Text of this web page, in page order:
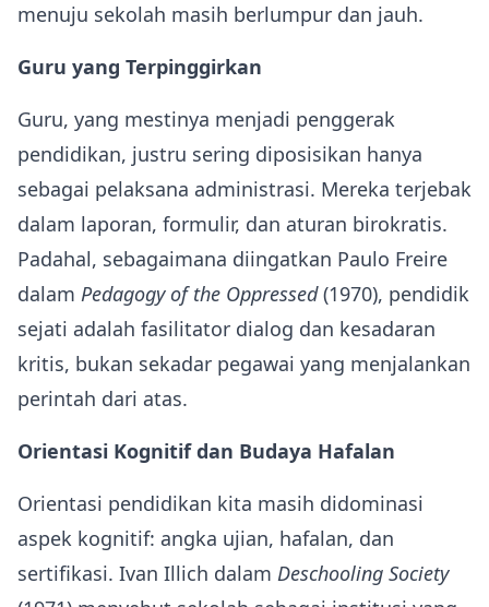
menuju sekolah masih berlumpur dan jauh.
Guru yang Terpinggirkan
Guru, yang mestinya menjadi penggerak
pendidikan, justru sering diposisikan hanya
sebagai pelaksana administrasi. Mereka terjebak
dalam laporan, formulir, dan aturan birokratis.
Padahal, sebagaimana diingatkan Paulo Freire
dalam Pedagogy of the Oppressed(1970), pendidik
sejati adalah fasilitator dialog dan kesadaran
kritis, bukan sekadar pegawai yang menjalankan
perintah dari atas.
Orientasi Kognitif dan Budaya Hafalan
Orientasi pendidikan kita masih didominasi
aspek kognitif: angka ujian, hafalan, dan
sertifikasi. Ivan Illich dalam Deschooling Society